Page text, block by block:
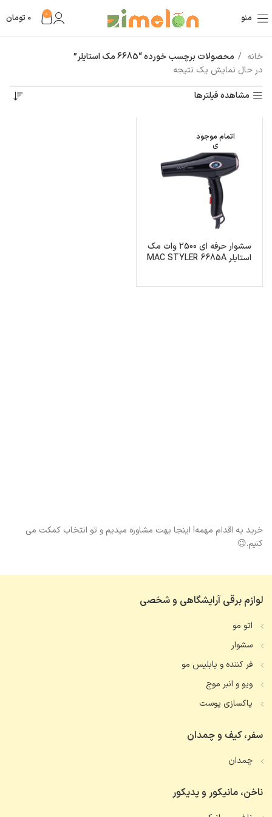
منو 0
0 تومان
خانه
محصولات برچسب خورده “6685 مک استایلر”
در حال نمایش یک نتیجه
مشاهده فیلترها
اتمام موجود
ی
سشوار حرفه ای 2500 وات مک
استایلر MAC STYLER 6685A
خرید یه اقدام مهمه! اینجا بهت مشاوره میدیم و تو انتخاب کمکت می
کنیم.😉
لوازم برقی آرایشگاهی و شخصی
اتو مو
سشوار
فر کننده و بابلیس مو
ویو و انبر موج
پاکسازی پوست
سفر، کیف و چمدان
چمدان
ناخن، مانیکور و پدیکور